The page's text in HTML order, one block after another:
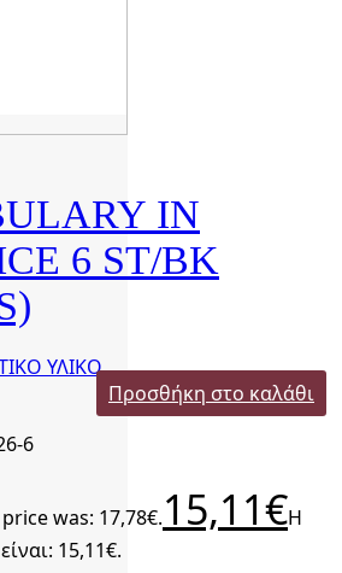
IN
6 ST/BK
ΥΛΙΚΟ
Προσθήκη στο καλάθι
6
was: 17,78€.15,11€Η
15,11€.